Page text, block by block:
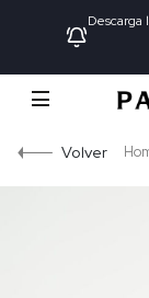
Descarga
Volver